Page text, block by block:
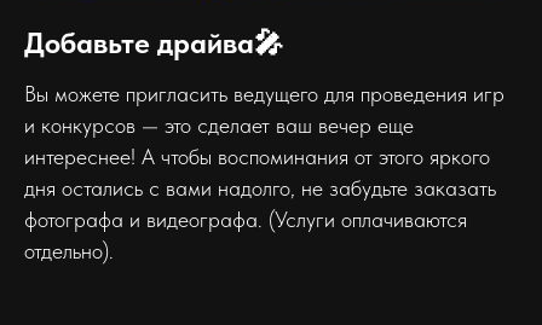
Добавьте драйва🎤
Вы можете пригласить ведущего для проведения игр
и конкурсов — это сделает ваш вечер еще
интереснее! А чтобы воспоминания от этого яркого
дня остались с вами надолго, не забудьте заказать
фотографа и видеографа. (Услуги оплачиваются
отдельно).